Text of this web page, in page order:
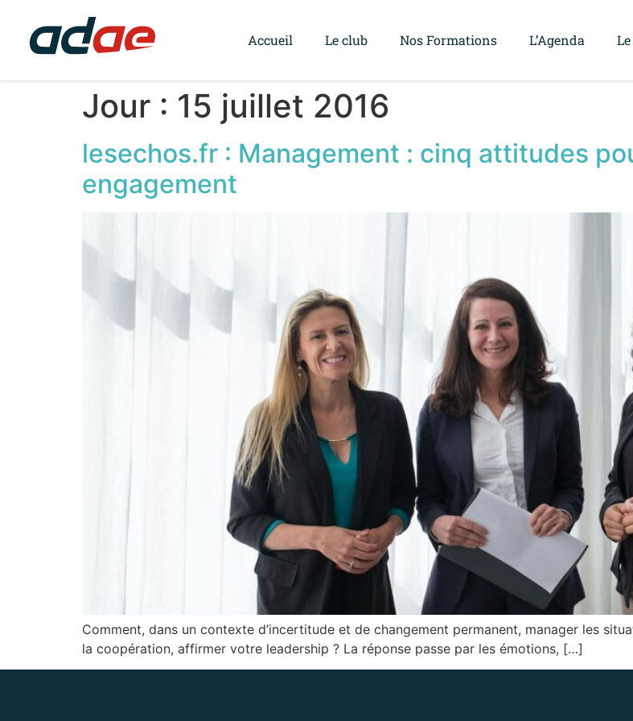
Accueil Le club Nos Formations L’Agenda
Jour : 15 juillet 2016
lesechos.fr : Management : cinq attitudes
engagement
Comment, dans un contexte d’incertitude et de changement permanent, manager les
la coopération, affirmer votre leadership ? La réponse passe par les émotions, […]